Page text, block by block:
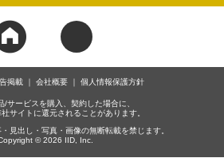
掲載 会社概要 個人情報保護方針
/サービスを購入、契約した場合に、
サイトに還元されることがあります。
見出し・写真・画像の無断転載を禁じます。
© 2026 IID, Inc.